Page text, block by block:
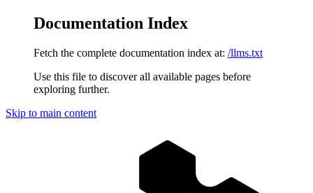
Documentation Index
Fetch the complete documentation index at: /llms.txt
Use this file to discover all available pages before
exploring further.
Skip to main content